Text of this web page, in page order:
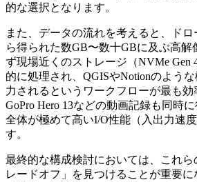
的な選択となります。
また、データの流れを考えると、ドロ
ら得られた数GB〜数十GBに及ぶ高解
ず現場近くのストレージ（NVMe Gen
的に処理され、QGISやNotionのよう
力されるというワークフローが最も効
GoPro Hero 13などの動画記録も同時
全体が極めて高いI/O性能（入出力速
す。
最終的な構成検討においては、これら
レードオフ」を見つけることが重要に